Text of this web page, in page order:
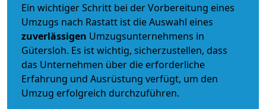
Ein wichtiger Schritt bei der Vorbereitung eines
Umzugs nach Rastatt ist die Auswahl eines
zuverlässigen Umzugsunternehmens in
Gütersloh. Es ist wichtig, sicherzustellen, dass
das Unternehmen über die erforderliche
Erfahrung und Ausrüstung verfügt, um den
Umzug erfolgreich durchzuführen.